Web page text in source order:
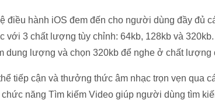
điều hành iOS đem đến cho người dùng đầy đủ
với 3 chất lượng tùy chỉnh: 64kb, 128kb và
dung lượng và chọn 320kb để nghe ở chất lượng
tiếp cận và thưởng thức âm nhạc trọn vẹn qua
năng Tìm kiếm Video giúp người dùng tìm